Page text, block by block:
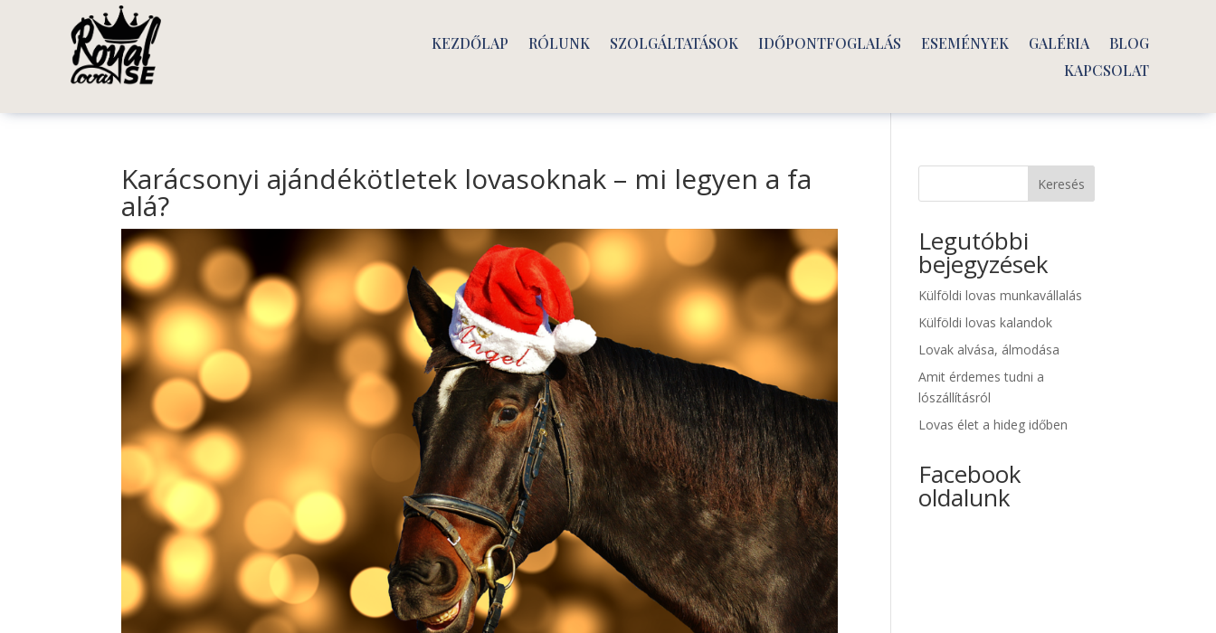
KEZDŐLAP RÓLUNK SZOLGÁLTATÁSOK IDŐPONTFOGLALÁS ESEMÉNYEK GALÉRIA
BLOG
KAPCSOLAT
Karácsonyi ajándékötletek lovasoknak – mi legyen a fa
alá?
Keresés
Legutóbbi
bejegyzések
Külföldi lovas munkavállalás
Külföldi lovas kalandok
Lovak alvása, álmodása
Amit érdemes tudni a
lószállításról
Lovas élet a hideg időben
Facebook
oldalunk